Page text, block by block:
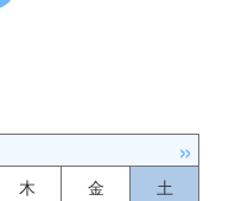
»
木 金
土